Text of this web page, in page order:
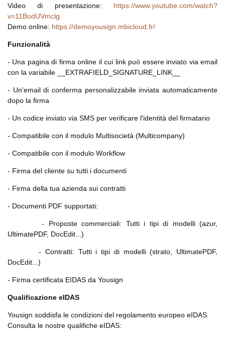
Video di presentazione: https://www.youtube.com/watch?
v=11BodUVmclg
Demo online: https://demoyousign.mbicloud.fr/
Funzionalità
- Una pagina di firma online il cui link può essere inviato via email
con la variabile __EXTRAFIELD_SIGNATURE_LINK__
- Un'email di conferma personalizzabile inviata automaticamente
dopo la firma
- Un codice inviato via SMS per verificare l'identità del firmatario
- Compatibile con il modulo Multisocietà (Multicompany)
- Compatibile con il modulo Workflow
- Firma del cliente su tutti i documenti
- Firma della tua azienda sui contratti
- Documenti PDF supportati:
- Proposte commerciali: Tutti i tipi di modelli (azur,
UltimatePDF, DocEdit...)
- Contratti: Tutti i tipi di modelli (strato, UltimatePDF,
DocEdit...)
- Firma certificata EIDAS da Yousign
Qualificazione eIDAS
Yousign soddisfa le condizioni del regolamento europeo eIDAS.
Consulta le nostre qualifiche eIDAS: